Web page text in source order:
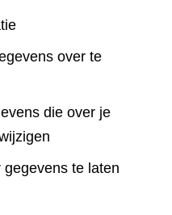
over te
die over je
te laten